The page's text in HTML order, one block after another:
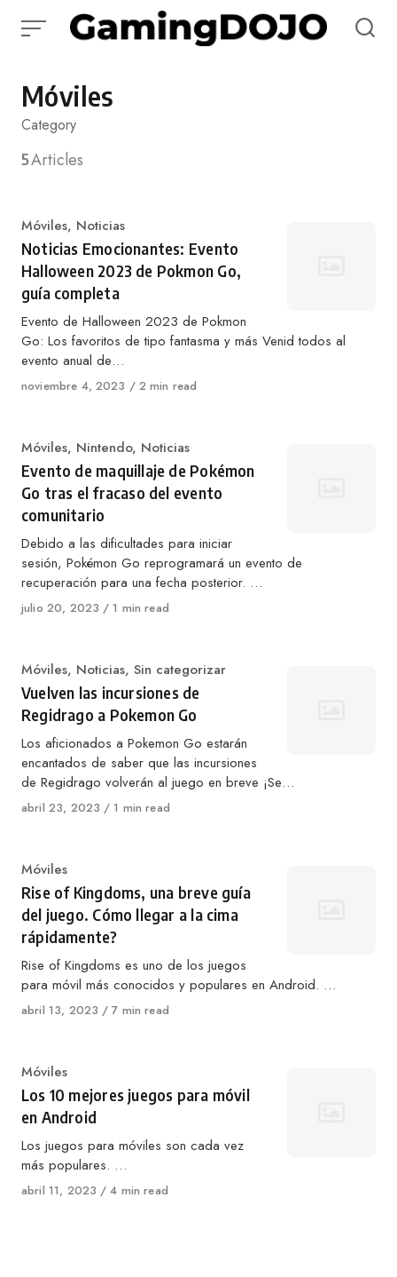
Móviles
Category
5Articles
Categoría
Móviles, Noticias
Noticias Emocionantes: Evento
Halloween 2023 de Pokmon Go,
guía completa
Evento de Halloween 2023 de Pokmon
Go: Los favoritos de tipo fantasma y más Venid todos al
evento anual de…
Publicado
noviembre 4, 2023 2 min read
Categoría
Móviles, Nintendo, Noticias
Evento de maquillaje de Pokémon
Go tras el fracaso del evento
comunitario
Debido a las dificultades para iniciar
sesión, Pokémon Go reprogramará un evento de
recuperación para una fecha posterior. …
Publicado
julio 20, 2023 1 min read
Categoría
Móviles, Noticias, Sin categorizar
Vuelven las incursiones de
Regidrago a Pokemon Go
Los aficionados a Pokemon Go estarán
encantados de saber que las incursiones
de Regidrago volverán al juego en breve ¡Se…
Publicado
abril 23, 2023 1 min read
Categoría
Móviles
Rise of Kingdoms, una breve guía
del juego. Cómo llegar a la cima
rápidamente?
Rise of Kingdoms es uno de los juegos
para móvil más conocidos y populares en Android. …
Publicado
abril 13, 2023 7 min read
Categoría
Móviles
Los 10 mejores juegos para móvil
en Android
Los juegos para móviles son cada vez
más populares. …
Publicado
abril 11, 2023 4 min read